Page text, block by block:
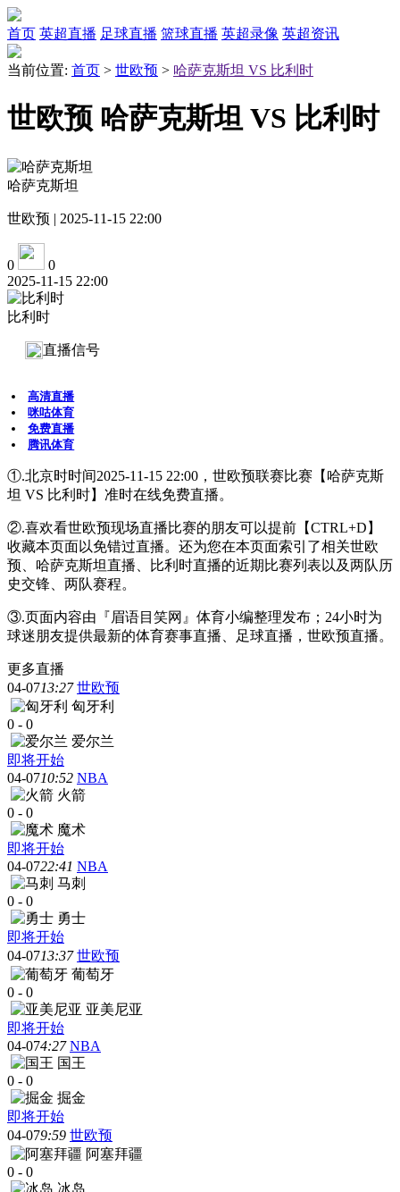
首页 英超直播 足球直播 篮球直播 英超录像 英超资讯
当前位置: 首页 > 世欧预 > 哈萨克斯坦 VS 比利时
世欧预 哈萨克斯坦 VS 比利时
哈萨克斯坦
世欧预 | 2025-11-15 22:00
0
0
2025-11-15 22:00
比利时
直播信号
高清直播
咪咕体育
免费直播
腾讯体育
①.北京时时间2025-11-15 22:00，世欧预联赛比赛【哈萨克斯
坦 VS 比利时】准时在线免费直播。
②.喜欢看世欧预现场直播比赛的朋友可以提前【CTRL+D】
收藏本页面以免错过直播。还为您在本页面索引了相关世欧
预、哈萨克斯坦直播、比利时直播的近期比赛列表以及两队历
史交锋、两队赛程。
③.页面内容由『眉语目笑网』体育小编整理发布；24小时为
球迷朋友提供最新的体育赛事直播、足球直播，世欧预直播。
更多直播
04-0713:27 世欧预
匈牙利
0 - 0
爱尔兰
即将开始
04-0710:52 NBA
火箭
0 - 0
魔术
即将开始
04-0722:41 NBA
马刺
0 - 0
勇士
即将开始
04-0713:37 世欧预
葡萄牙
0 - 0
亚美尼亚
即将开始
04-074:27 NBA
国王
0 - 0
掘金
即将开始
04-079:59 世欧预
阿塞拜疆
0 - 0
冰岛